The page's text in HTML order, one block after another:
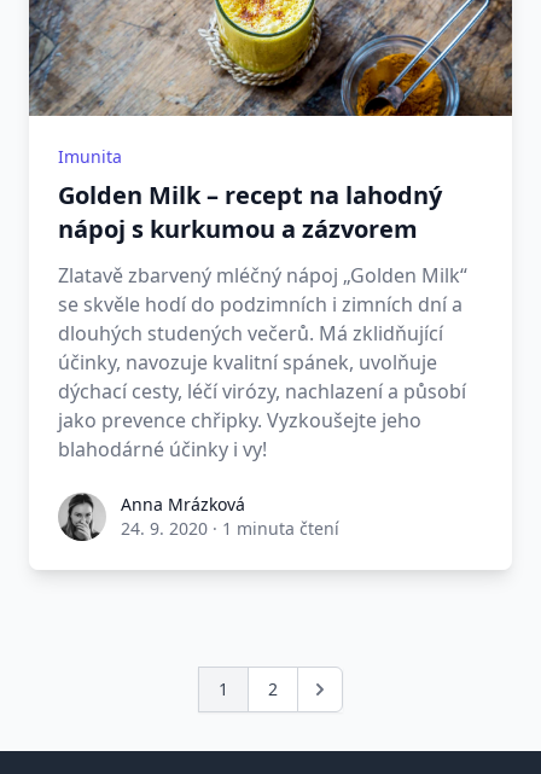
Imunita
Golden Milk – recept na lahodný
nápoj s kurkumou a zázvorem
Zlatavě zbarvený mléčný nápoj „Golden Milk“
se skvěle hodí do podzimních i zimních dní a
dlouhých studených večerů. Má zklidňující
účinky, navozuje kvalitní spánek, uvolňuje
dýchací cesty, léčí virózy, nachlazení a působí
jako prevence chřipky. Vyzkoušejte jeho
blahodárné účinky i vy!
Anna Mrázková
24. 9. 2020 · 1 minuta čtení
1 2 Další